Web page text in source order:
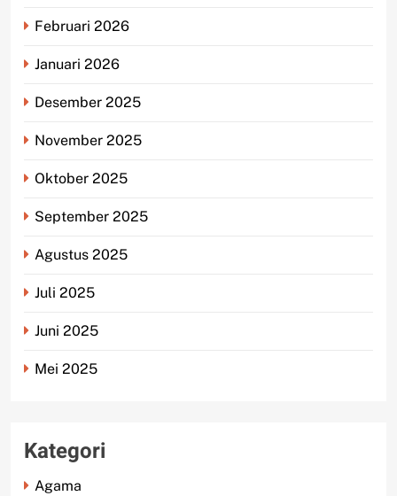
Februari 2026
Januari 2026
Desember 2025
November 2025
Oktober 2025
September 2025
Agustus 2025
Juli 2025
Juni 2025
Mei 2025
Kategori
Agama